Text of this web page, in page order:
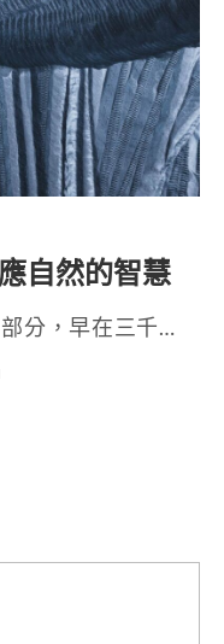
自然的智慧
分，早在三千…